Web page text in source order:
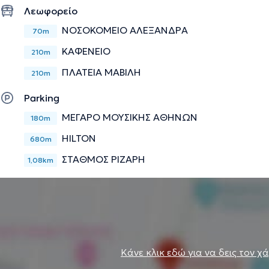
Λεωφορείο
70m ΝΟΣΟΚΟΜΕΙΟ ΑΛΕΞΑΝΔΡΑ
210m ΚΑΦΕΝΕΙΟ
210m ΠΛΑΤΕΙΑ ΜΑΒΙΛΗ
Parking
180m ΜΕΓΑΡΟ ΜΟΥΣΙΚΗΣ ΑΘΗΝΩΝ
680m HILTON
1,08km ΣΤΑΘΜΟΣ ΡΙΖΑΡΗ
Κάνε κλικ εδώ για να δεις τον